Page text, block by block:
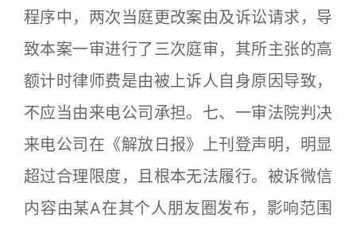
程序中，两次当庭更改案由及诉讼请求，导
致本案一审进行了三次庭审，其所主张的高
额计时律师费是由被上诉人自身原因导致，
不应当由来电公司承担。七、一审法院判决
来电公司在《解放日报》上刊登声明，明显
超过合理限度，且根本无法履行。被诉微信
内容由某A在其个人朋友圈发布，影响范围